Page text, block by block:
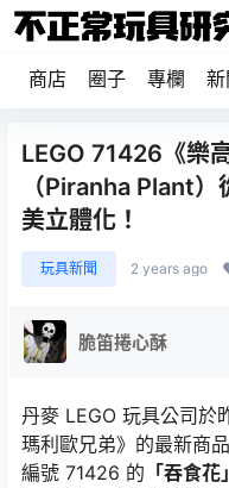
商店 圈子 專欄 新
LEGO 71426《樂
（Piranha Plant
美立體化！
玩具新聞 2 years ago
脆笛捲心酥
丹麥 LEGO 玩具公司於
瑪利歐兄弟》的最新商
編號 71426 的 「吞食